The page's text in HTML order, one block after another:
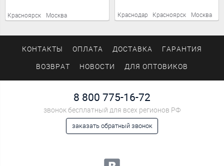
Красноярск Москва Краснодар Красноярск Москва
КОНТАКТЫ ОПЛАТА ДОСТАВКА ГАРАНТИЯ
ВОЗВРАТ НОВОСТИ ДЛЯ ОПТОВИКОВ
8 800 775-16-72
звонок бесплатный для всех регионов РФ
заказать обратный звонок